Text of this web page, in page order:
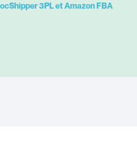
3PL et Amazon FBA